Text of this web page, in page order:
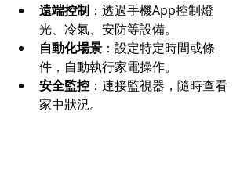
遠端控制 ：透過手機App控制燈
光、冷氣、安防等設備。
自動化場景 ：設定特定時間或條
件，自動執行家電操作。
安全監控 ：連接監視器，隨時查看
家中狀況。